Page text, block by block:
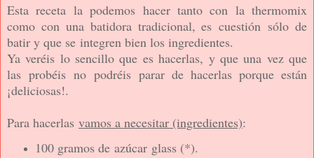
Esta receta la podemos hacer tanto con la thermomix
como con una batidora tradicional, es cuestión sólo de
batir y que se integren bien los ingredientes.
Ya veréis lo sencillo que es hacerlas, y que una vez que
las probéis no podréis parar de hacerlas porque están
¡deliciosas!.
Para hacerlas vamos a necesitar (ingredientes):
100 gramos de azúcar glass (*).